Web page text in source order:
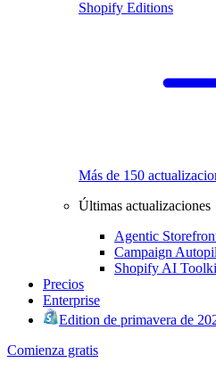
Shopify Editions
Más de 150
Últimas actualizaciones
Agentic
Campaign
Shopify AI
Precios
Enterprise
Edition de primavera de
Comienza gratis